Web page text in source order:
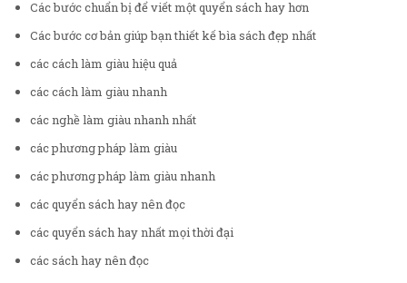
Các bước chuẩn bị để viết một quyển sách hay hơn
Các bước cơ bản giúp bạn thiết kế bìa sách đẹp nhất
các cách làm giàu hiệu quả
các cách làm giàu nhanh
các nghề làm giàu nhanh nhất
các phương pháp làm giàu
các phương pháp làm giàu nhanh
các quyển sách hay nên đọc
các quyển sách hay nhất mọi thời đại
các sách hay nên đọc